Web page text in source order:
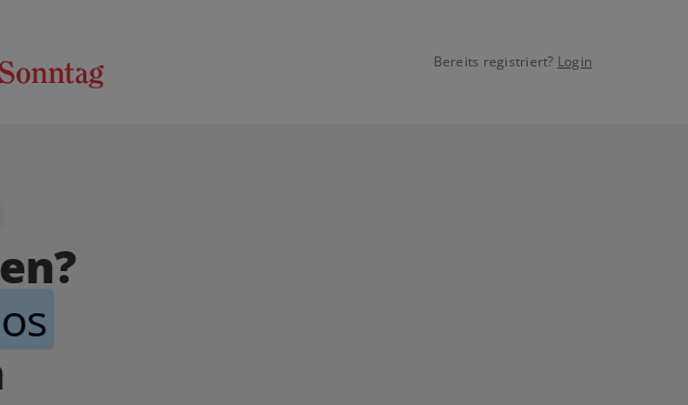
Bereits registriert? Login